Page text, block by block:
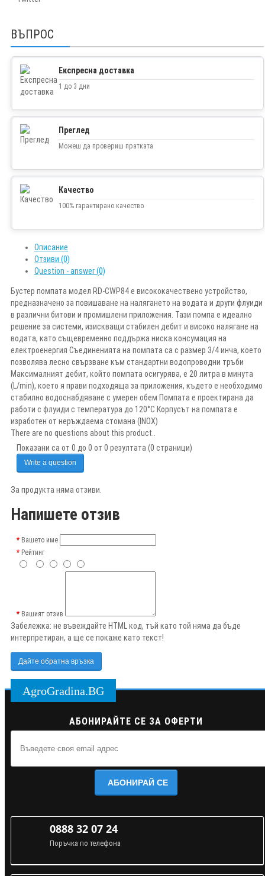
ВЪПРОС
Експресна доставка
1 до 3 дни
Преглед
Можеш да провериш пратката
Качество
100% гарантирано качество
Описание
Отзиви (0)
Question - answer (0)
Бустер помпата модел RD-CWP84 е висококачествено устройство,
предназначено за повишаване на налягането на водата и други флуиди
в различни битови и промишлени приложения. Тази помпа е идеално
решение за системи, изискващи стабилен дебит и високо налягане на
водата, като същевременно поддържа ниска консумация на
електроенергия Съединенията на помпата са с размер 3/4 инча, което
позволява лесно свързване към стандартни водопроводни тръби
Максималният дебит, който помпата осигурява, е 20 литра в минута
(L/min), което я прави подходяща за приложения, където е необходимо
стабилно водоснабдяване с умерен обем Помпата е проектирана да
работи с флуиди с температура до 120°C Корпусът на помпата е
изработен от неръждаема стомана (INOX)
There are no questions about this product..
Показани са от 0 до 0 от 0 резултата (0 страници)
Write a question
За продукта няма отзиви.
Напишете отзив
Вашето име
Рейтинг
Вашият отзив
Забележка: не въвеждайте HTML код, тъй като той няма да бъде
интерпретиран, а ще се покаже като текст!
Дайте обратна връзка
AgroGradina.BG
АБОНИРАЙТЕ СЕ ЗА ОФЕРТИ
АБОНИРАЙ СЕ
0888 32 07 24
Поръчка по телефона